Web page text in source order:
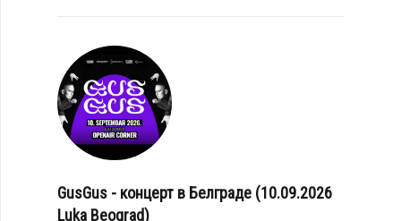
GusGus - концерт в Белграде (10.09.2026
Luka Beograd)